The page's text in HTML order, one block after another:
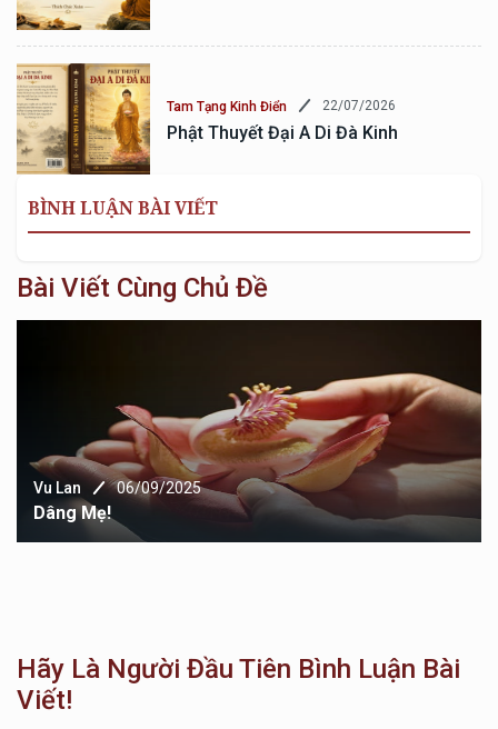
Tam Tạng Kinh Điển 22/07/2026
Phật Thuyết Đại A Di Đà Kinh
BÌNH LUẬN BÀI VIẾT
Bài Viết Cùng Chủ Đề
Vu Lan 06/09/2025
Dâng Mẹ!
Hãy Là Người Đầu Tiên Bình Luận Bài
Viết!